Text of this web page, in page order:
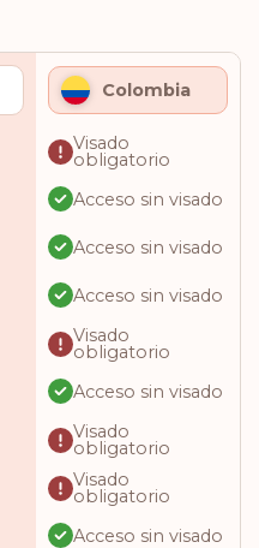
Colombia
Visado
obligatorio
Acceso sin visado
Acceso sin visado
Acceso sin visado
Visado
obligatorio
Acceso sin visado
Visado
obligatorio
Visado
obligatorio
Acceso sin visado